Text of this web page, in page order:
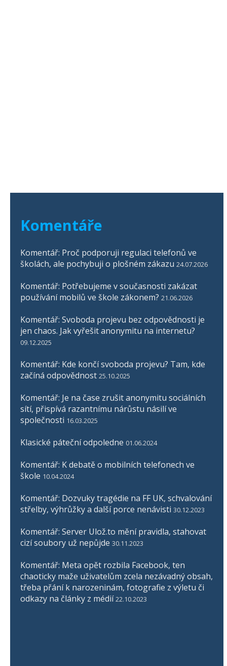
Komentáře
Komentář: Proč podporuji regulaci telefonů ve
školách, ale pochybuji o plošném zákazu 24.07.2026
Komentář: Potřebujeme v současnosti zakázat
používání mobilů ve škole zákonem? 21.06.2026
Komentář: Svoboda projevu bez odpovědnosti je
jen chaos. Jak vyřešit anonymitu na internetu?
09.12.2025
Komentář: Kde končí svoboda projevu? Tam, kde
začíná odpovědnost 25.10.2025
Komentář: Je na čase zrušit anonymitu sociálních
sítí, přispívá razantnímu nárůstu násilí ve
společnosti 16.03.2025
Klasické páteční odpoledne 01.06.2024
Komentář: K debatě o mobilních telefonech ve
škole 10.04.2024
Komentář: Dozvuky tragédie na FF UK, schvalování
střelby, výhrůžky a další porce nenávisti 30.12.2023
Komentář: Server Ulož.to mění pravidla, stahovat
cizí soubory už nepůjde 30.11.2023
Komentář: Meta opět rozbila Facebook, ten
chaoticky maže uživatelům zcela nezávadný obsah,
třeba přání k narozeninám, fotografie z výletu či
odkazy na články z médií 22.10.2023